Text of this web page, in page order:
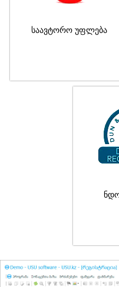
საავტორო უფლება